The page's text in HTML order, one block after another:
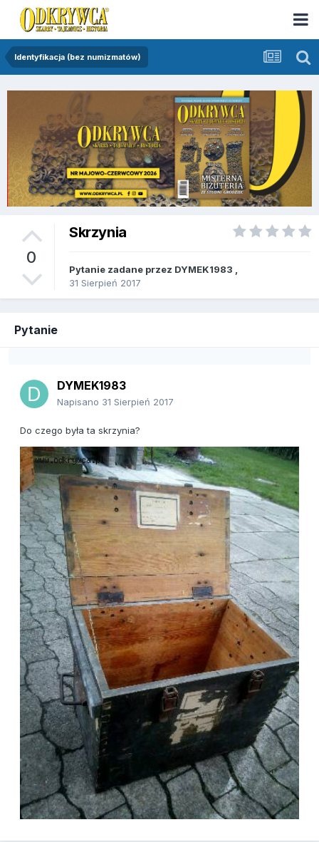
Identyfikacja (bez numizmatów)
0
Skrzynia
Pytanie zadane przez DYMEK1983
31 Sierpień 2017
Pytanie
DYMEK1983
Napisano 31 Sierpień 2017
Do czego była ta skrzynia?